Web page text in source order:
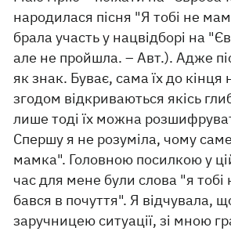
народилася пісня "Я тобі не
брала участь у нацвідборі на
але не пройшла. – Авт.). Адже
як знак. Буває, сама їх до
згодом відкриваються якісь
лише тоді їх можна
Спершу я не розуміла, чому
мамка". Головною посилкою у
час для мене були слова "я тобі
бався в почуття". Я відчувала,
заручницею ситуації, зі мною